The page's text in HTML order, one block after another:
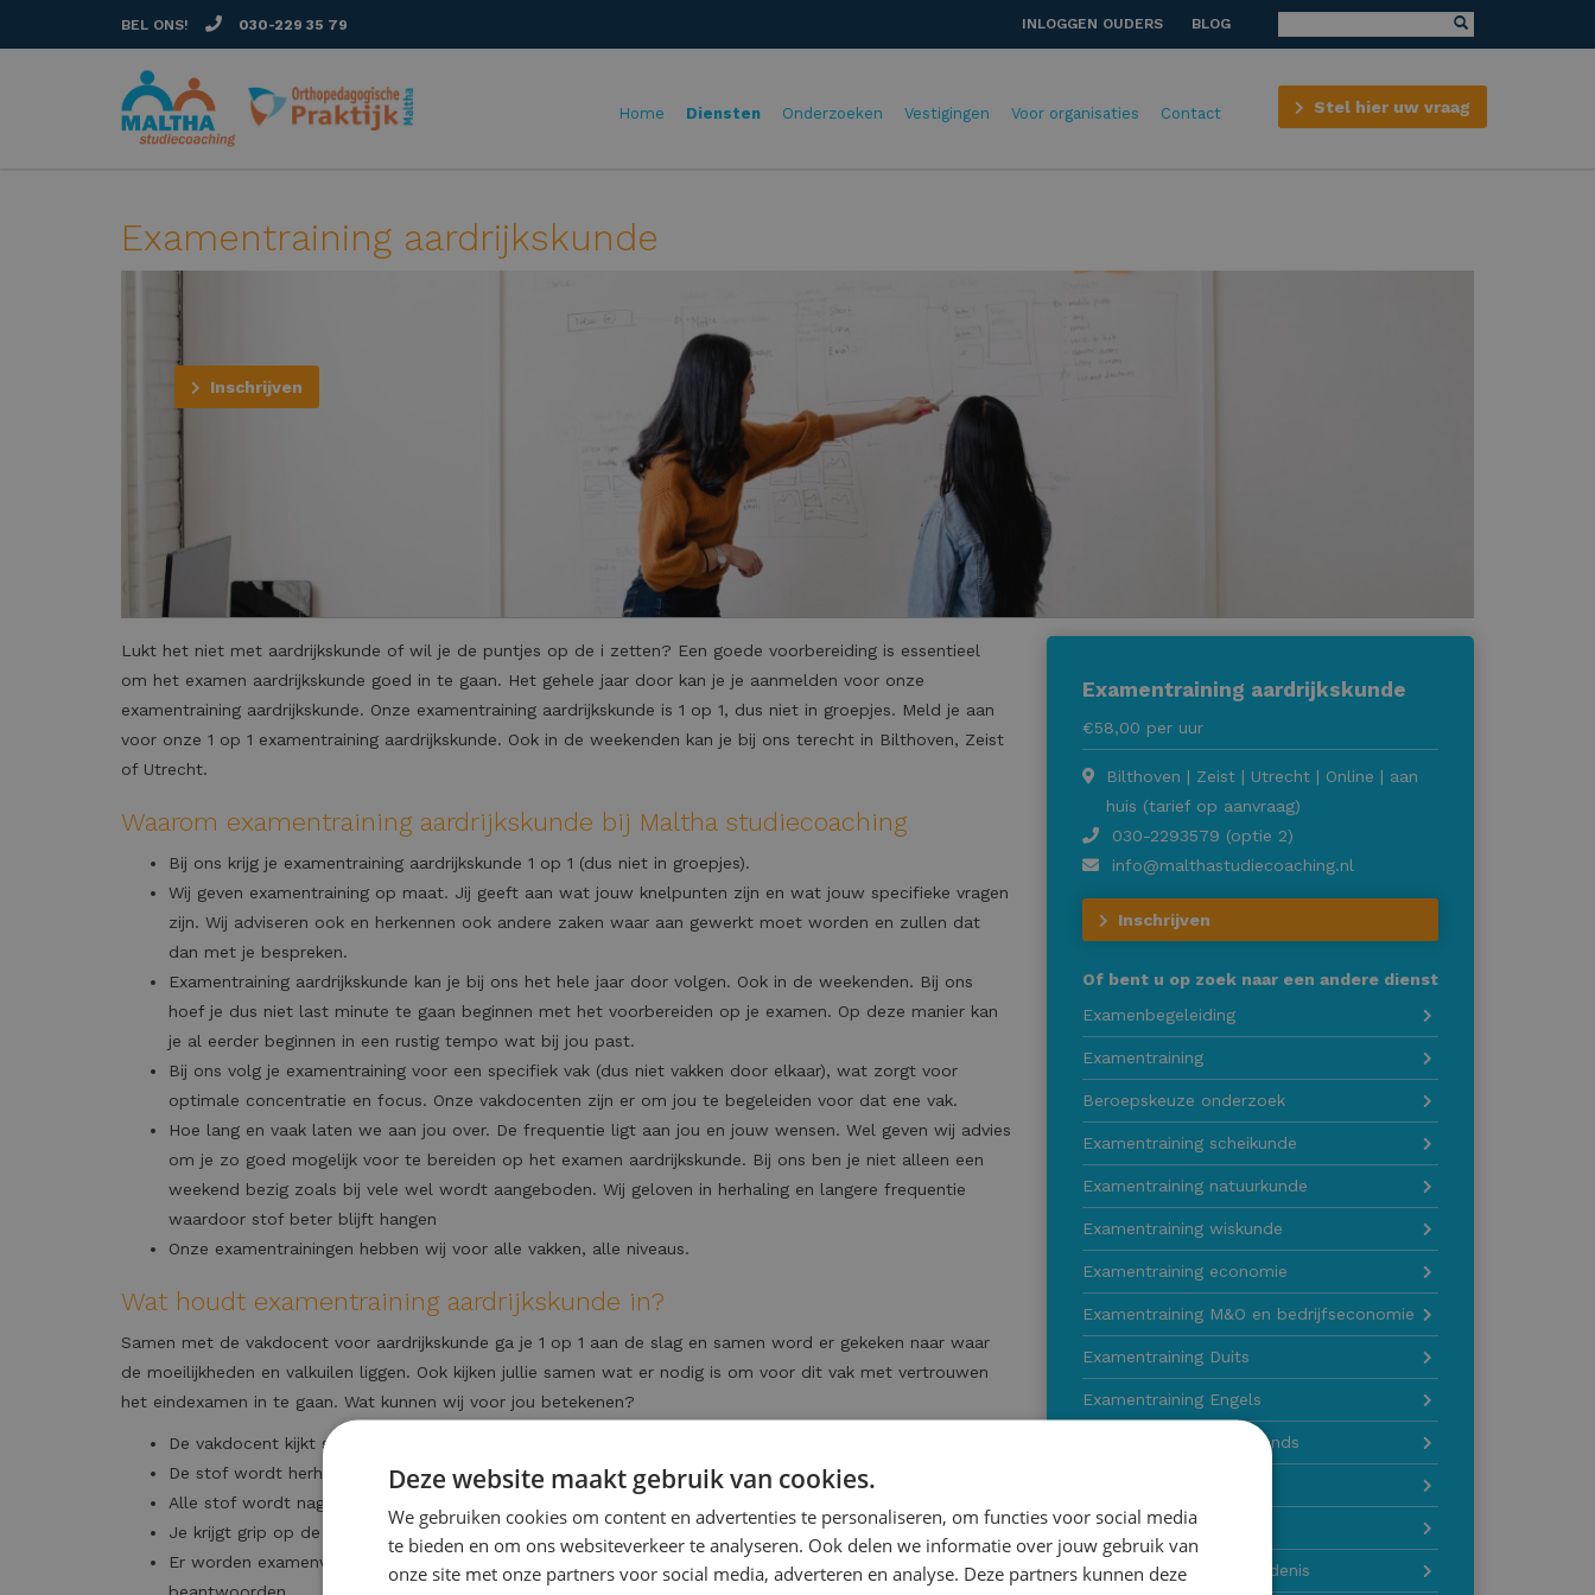
BEL ONS! 030-229 35 79 INLOGGEN OUDERS BLOG
Home Diensten Onderzoeken Vestigingen Voor organisaties Contact Stel hier uw vraag
Examentraining aardrijkskunde
Inschrijven
Lukt het niet met aardrijkskunde of wil je de puntjes op de i zetten? Een goede voorbereiding is essentieel
om het examen aardrijkskunde goed in te gaan. Het gehele jaar door kan je je aanmelden voor onze
examentraining aardrijkskunde. Onze examentraining aardrijkskunde is 1 op 1, dus niet in groepjes. Meld je aan
voor onze 1 op 1 examentraining aardrijkskunde. Ook in de weekenden kan je bij ons terecht in Bilthoven, Zeist
of Utrecht.
Waarom examentraining aardrijkskunde bij Maltha studiecoaching
Bij ons krijg je examentraining aardrijkskunde 1 op 1 (dus niet in groepjes).
Wij geven examentraining op maat. Jij geeft aan wat jouw knelpunten zijn en wat jouw specifieke vragen
zijn. Wij adviseren ook en herkennen ook andere zaken waar aan gewerkt moet worden en zullen dat
dan met je bespreken.
Examentraining aardrijkskunde kan je bij ons het hele jaar door volgen. Ook in de weekenden. Bij ons
hoef je dus niet last minute te gaan beginnen met het voorbereiden op je examen. Op deze manier kan
je al eerder beginnen in een rustig tempo wat bij jou past.
Bij ons volg je examentraining voor een specifiek vak (dus niet vakken door elkaar), wat zorgt voor
optimale concentratie en focus. Onze vakdocenten zijn er om jou te begeleiden voor dat ene vak.
Hoe lang en vaak laten we aan jou over. De frequentie ligt aan jou en jouw wensen. Wel geven wij advies
om je zo goed mogelijk voor te bereiden op het examen aardrijkskunde. Bij ons ben je niet alleen een
weekend bezig zoals bij vele wel wordt aangeboden. Wij geloven in herhaling en langere frequentie
waardoor stof beter blijft hangen
Onze examentrainingen hebben wij voor alle vakken, alle niveaus.
Wat houdt examentraining aardrijkskunde in?
Samen met de vakdocent voor aardrijkskunde ga je 1 op 1 aan de slag en samen word er gekeken naar waar
de moeilijkheden en valkuilen liggen. Ook kijken jullie samen wat er nodig is om voor dit vak met vertrouwen
het eindexamen in te gaan. Wat kunnen wij voor jou betekenen?
De vakdocent kijkt samen met jou waar je knelpunten liggen.
De stof wordt herhaald.
Alle stof wordt nagegaan om te kijken of jij alle onderdelen onder de knie hebt.
Je krijgt grip op de leerstof.
Er worden examenvragen voor aardrijkskunde besproken en gekeken hoe je deze het beste kunt
Examentraining aardrijkskunde
€58,00 per uur
Bilthoven | Zeist | Utrecht | Online | aan
huis (tarief op aanvraag)
030-2293579 (optie 2)
info@malthastudiecoaching.nl
Inschrijven
Of bent u op zoek naar een andere dienst
Examenbegeleiding
Examentraining
Beroepskeuze onderzoek
Examentraining scheikunde
Examentraining natuurkunde
Examentraining wiskunde
Examentraining economie
Examentraining M&O en bedrijfseconomie
Examentraining Duits
Examentraining Engels
Examentraining Nederlands
Examentraining biologie
Examentraining geschiedenis
Deze website maakt gebruik van cookies.
We gebruiken cookies om content en advertenties te personaliseren, om functies voor social media
te bieden en om ons websiteverkeer te analyseren. Ook delen we informatie over jouw gebruik van
onze site met onze partners voor social media, adverteren en analyse. Deze partners kunnen deze